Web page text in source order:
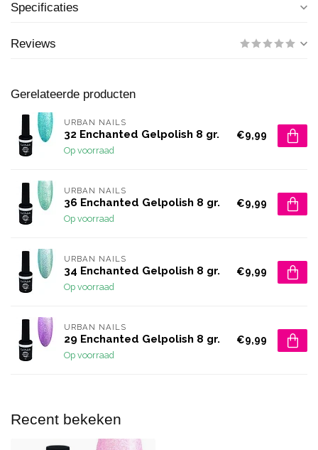
Specificaties
Reviews
Gerelateerde producten
URBAN NAILS
32 Enchanted Gelpolish 8 gr.
Op voorraad
€9,99
URBAN NAILS
36 Enchanted Gelpolish 8 gr.
Op voorraad
€9,99
URBAN NAILS
34 Enchanted Gelpolish 8 gr.
Op voorraad
€9,99
URBAN NAILS
29 Enchanted Gelpolish 8 gr.
Op voorraad
€9,99
Recent bekeken